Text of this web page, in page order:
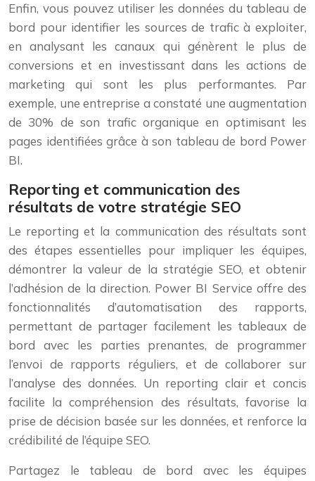
Enfin, vous pouvez utiliser les données du tableau de
bord pour identifier les sources de trafic à exploiter,
en analysant les canaux qui génèrent le plus de
conversions et en investissant dans les actions de
marketing qui sont les plus performantes. Par
exemple, une entreprise a constaté une augmentation
de 30% de son trafic organique en optimisant les
pages identifiées grâce à son tableau de bord Power
BI.
Reporting et communication des
résultats de votre stratégie SEO
Le reporting et la communication des résultats sont
des étapes essentielles pour impliquer les équipes,
démontrer la valeur de la stratégie SEO, et obtenir
l’adhésion de la direction. Power BI Service offre des
fonctionnalités d’automatisation des rapports,
permettant de partager facilement les tableaux de
bord avec les parties prenantes, de programmer
l’envoi de rapports réguliers, et de collaborer sur
l’analyse des données. Un reporting clair et concis
facilite la compréhension des résultats, favorise la
prise de décision basée sur les données, et renforce la
crédibilité de l’équipe SEO.
Partagez le tableau de bord avec les équipes